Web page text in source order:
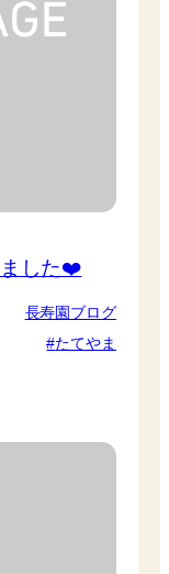
ました❤️
長寿園ブログ
たてやま